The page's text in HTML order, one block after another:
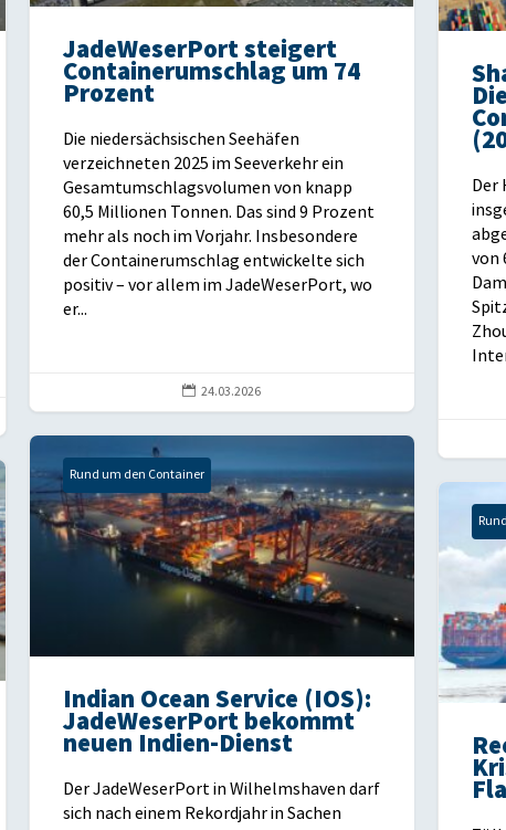
JadeWeserPort steigert
Containerumschlag um 74
Prozent
Die niedersächsischen Seehäfen
verzeichneten 2025 im Seeverkehr ein
Gesamtumschlagsvolumen von knapp
60,5 Millionen Tonnen. Das sind 9 Prozent
mehr als noch im Vorjahr. Insbesondere
der Containerumschlag entwickelte sich
positiv – vor allem im JadeWeserPort, wo
er...
 24.03.2026
Der
von
Rund um den Container
Indian Ocean Service (IOS):
JadeWeserPort bekommt
neuen Indien-Dienst
Der JadeWeserPort in Wilhelmshaven darf
sich nach einem Rekordjahr in Sachen